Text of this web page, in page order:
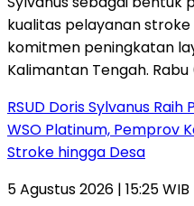
RSUD Doris Sylvanus
WSO Platinum, Pemprov
Stroke hingga Desa
5 Agustus 2026 | 15:25 WIB